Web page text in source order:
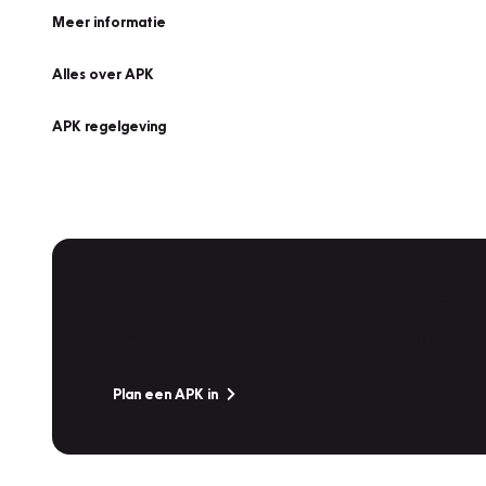
Meer informatie
Alles over APK
APK regelgeving
Plan een APK in